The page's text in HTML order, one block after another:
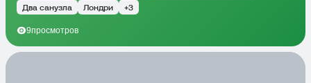
Два санузла
Лондри +3
9просмотров